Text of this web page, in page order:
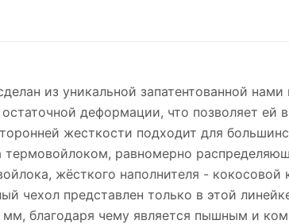
из уникальной запатентованной
деформации, что позволяет ей
жесткости подходит для
термовойлоком, равномерно
жёсткого наполнителя -
чехол представлен только в этой
мм, благодаря чему является пышным и